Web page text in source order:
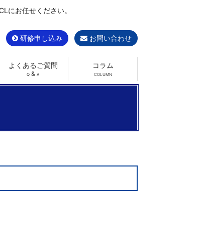
にお任せください。
お問い合わせ
研修申し込み
よくあるご質問 コラム